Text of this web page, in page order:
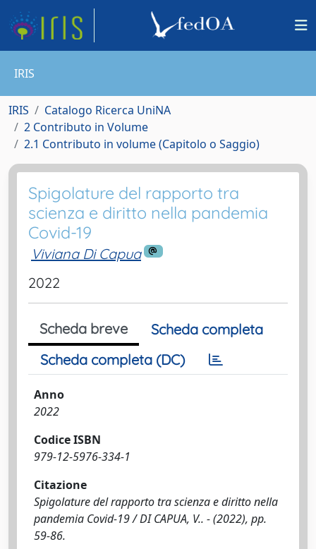
IRIS
IRIS
Catalogo Ricerca UniNA
2 Contributo in Volume
2.1 Contributo in volume (Capitolo o Saggio)
Spigolature del rapporto tra
scienza e diritto nella pandemia
Covid-19
Viviana Di Capua
2022
Scheda breve
Scheda completa
Scheda completa (DC)
Anno
2022
Codice ISBN
979-12-5976-334-1
Citazione
Spigolature del rapporto tra scienza e diritto nella
pandemia Covid-19 / DI CAPUA, V.. - (2022), pp.
59-86.